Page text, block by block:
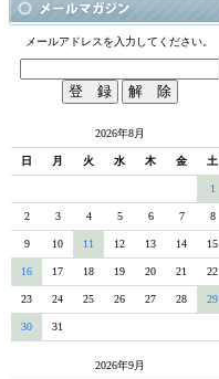
メールアドレスを入力してください。
2026年8月
日 月 火 水 木 金 土
1
2 3 4 5 6 7 8
9 10 11 12 13 14 15
16 17 18 19 20 21 22
23 24 25 26 27 28 29
30 31
2026年9月